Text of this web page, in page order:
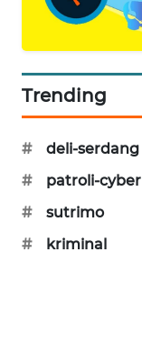
Trending
#
deli-serdang
#
patroli-cyber
#
sutrimo
#
kriminal
FORWAMKI
ALPERKLINAS
FORJASIDA
TAMBANG